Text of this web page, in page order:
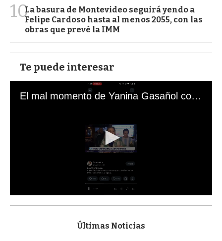
10La basura de Montevideo seguirá yendo a
Felipe Cardoso hasta al menos 2055, con las
obras que prevé la IMM
Te puede interesar
El mal momento de Yanina Gasañol con un hincha argentino en "Subrayado"
s
Últimas Noticias